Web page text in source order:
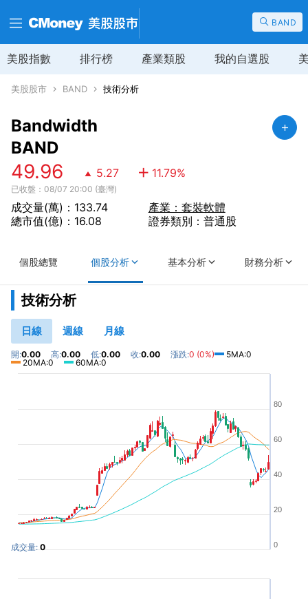
BAND
美股指數 排行榜 產業類股 我的自選股
美股股市 BAND 技術分析
Bandwidth
BAND
49.96 5.27 11.79%
已收盤：08/07 20:00 (臺灣)
成交量(萬)：133.74
總市值(億)：16.08
產業：套裝軟體
證券類別：普通股
個股總覽 個股分析 基本分析 財務分析
技術分析
日線 週線 月線
開:0.00 高:0.00 低:0.00 收:0.00 漲跌:0 (0%)
5MA:0
20MA:0
60MA:0
成交量:0 0
20
40
60
80